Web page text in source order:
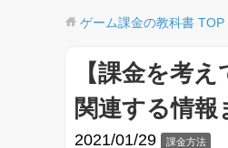
ゲーム課金の教科書 TOP
【課金を考
関連する情報
2021/01/29 課金方法